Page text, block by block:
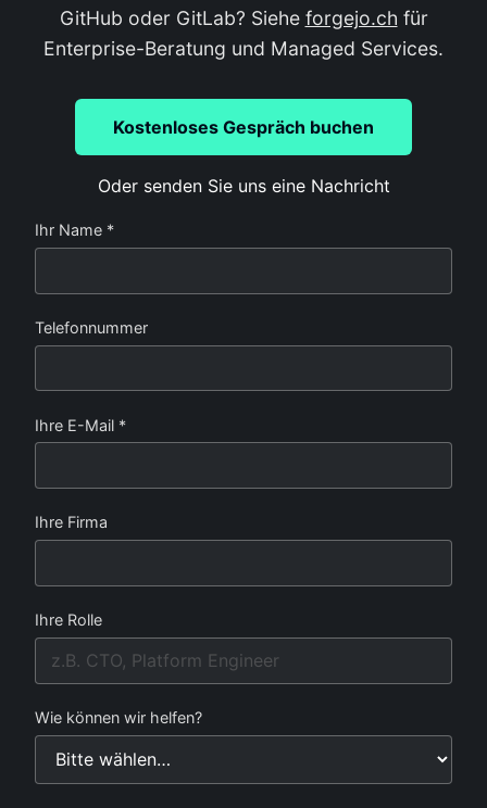
GitHub oder GitLab? Siehe forgejo.ch für
Enterprise-Beratung und Managed Services.
Kostenloses Gespräch buchen
Oder senden Sie uns eine Nachricht
Ihr Name *
Telefonnummer
Ihre E-Mail *
Ihre Firma
Ihre Rolle
Wie können wir helfen?